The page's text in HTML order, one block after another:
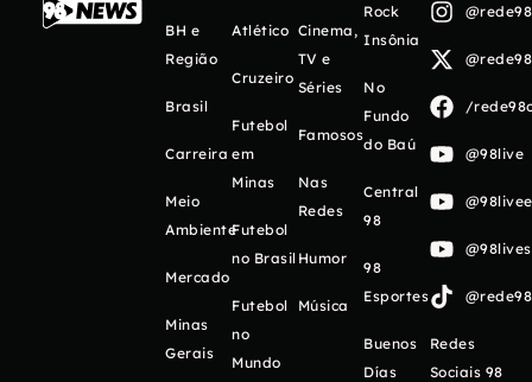
BH e
Região
Brasil
Carreira
Meio
Ambiente
Mercado
Minas
Gerais
Atlético
Cruzeiro
Futebol
em
Minas
Futebol
no Brasil
Futebol
no
Mundo
Cinema,
TV e
Séries
Famosos
Nas
Redes
Humor
Música
Rock
Insônia
No
Fundo
do Baú
Central
98
98
Esportes
Buenos
Días
/
@98live
Redes
Sociais 98